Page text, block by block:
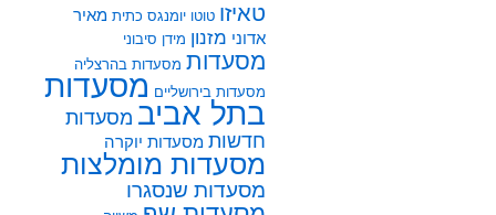
טאיזו טוטו יומנגס כתית מאיר
אדוני מזנון מידן סיבוני
מסעדות מסעדות בהרצליה
מסעדות בירושליים מסעדות
בתל אביב מסעדות
חדשות מסעדות יוקרה
מסעדות מומלצות
מסעדות שנסגרו